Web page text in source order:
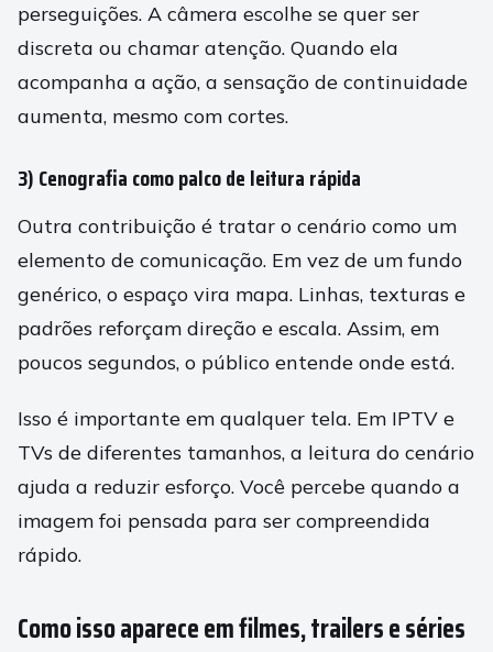
perseguições. A câmera escolhe se quer ser
discreta ou chamar atenção. Quando ela
acompanha a ação, a sensação de continuidade
aumenta, mesmo com cortes.
3) Cenografia como palco de leitura rápida
Outra contribuição é tratar o cenário como um
elemento de comunicação. Em vez de um fundo
genérico, o espaço vira mapa. Linhas, texturas e
padrões reforçam direção e escala. Assim, em
poucos segundos, o público entende onde está.
Isso é importante em qualquer tela. Em IPTV e
TVs de diferentes tamanhos, a leitura do cenário
ajuda a reduzir esforço. Você percebe quando a
imagem foi pensada para ser compreendida
rápido.
Como isso aparece em filmes, trailers e séries